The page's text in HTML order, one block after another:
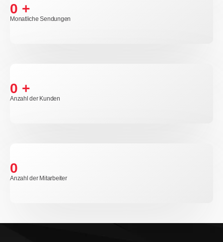
Monatliche Sendungen
0 +
Anzahl der Kunden
0 +
Anzahl der Mitarbeiter
0